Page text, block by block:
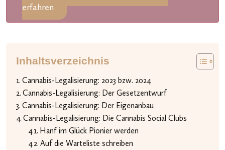
erfahren
Inhaltsverzeichnis
Cannabis-Legalisierung: 2023 bzw. 2024
Cannabis-Legalisierung: Der Gesetzentwurf
Cannabis-Legalisierung: Der Eigenanbau
Cannabis-Legalisierung: Die Cannabis Social Clubs
Hanf im Glück Pionier werden
Auf die Warteliste schreiben